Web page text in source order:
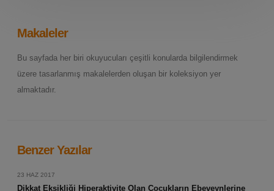
Makaleler
Bu sayfada her biri okuyucuları çeşitli konularda bilgilendirmek
üzere tasarlanmış makalelerden oluşan bir koleksiyon yer
almaktadır.
Benzer Yazılar
23 HAZ 2017
Dikkat Eksikliği Hiperaktivite Olan Çocukların Ebeveynlerine